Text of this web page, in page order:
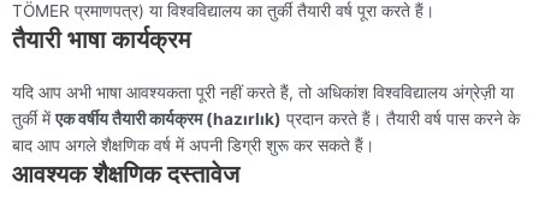
TÖMER प्रमाणपत्र) या विश्वविद्यालय का तुर्की तैयारी वर्ष पूरा करते हैं।
तैयारी भाषा कार्यक्रम
यदि आप अभी भाषा आवश्यकता पूरी नहीं करते हैं, तो अधिकांश विश्वविद्यालय अंग्रेज़ी या
तुर्की मेंएक वर्षीय तैयारी कार्यक्रम (hazırlık) प्रदान करते हैं। तैयारी वर्ष पास करने के
बाद आप अगले शैक्षणिक वर्ष में अपनी डिग्री शुरू कर सकते हैं।
आवश्यक शैक्षणिक दस्तावेज